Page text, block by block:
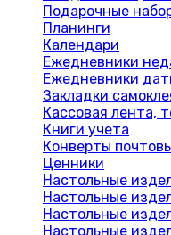
Подарочные
Планинги
Календари
Ежедневники
Ежедневники
Закладки
Кассовая лента,
Книги учета
Конверты
Ценники
Настольные
Настольные
Настольные
Настольные